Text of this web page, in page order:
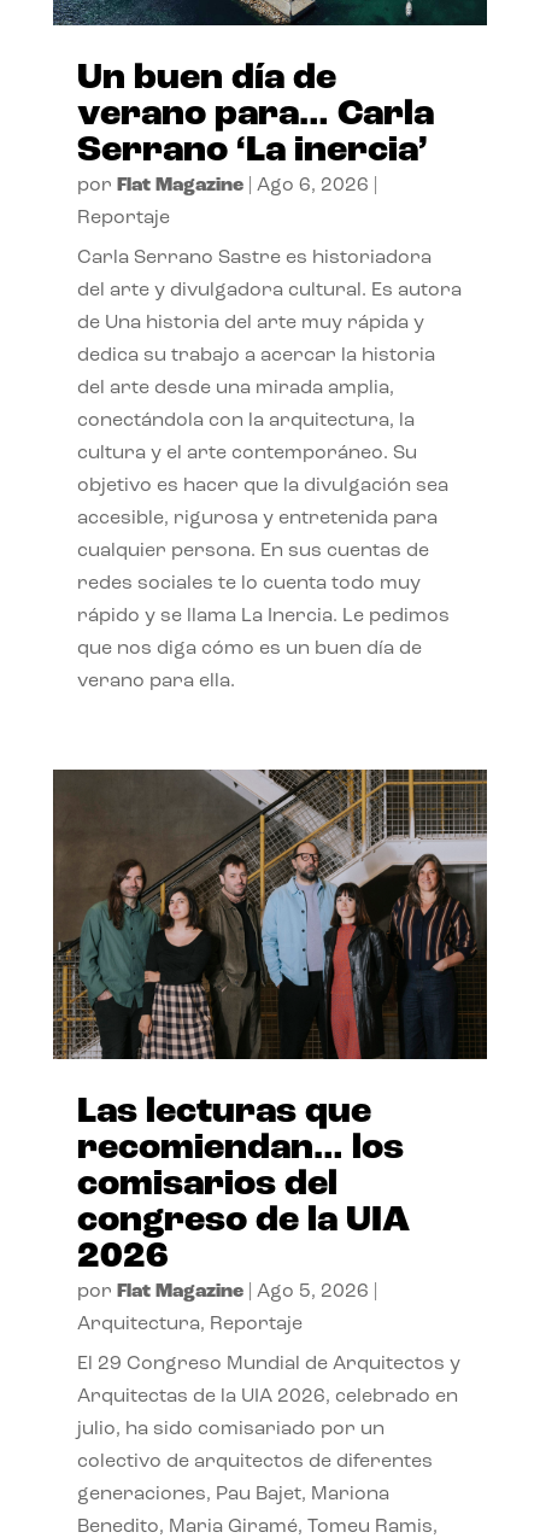
Un buen día de
verano para… Carla
Serrano ‘La inercia’
por Flat Magazine| Ago 6, 2026
Reportaje
Carla Serrano Sastre es historiadora
del arte y divulgadora cultural. Es autora
de Una historia del arte muy rápida y
dedica su trabajo a acercar la historia
del arte desde una mirada amplia,
conectándola con la arquitectura, la
cultura y el arte contemporáneo. Su
objetivo es hacer que la divulgación sea
accesible, rigurosa y entretenida para
cualquier persona. En sus cuentas de
redes sociales te lo cuenta todo muy
rápido y se llama La Inercia. Le pedimos
que nos diga cómo es un buen día de
verano para ella.
Las lecturas que
recomiendan… los
comisarios del
congreso de la UIA
2026
por Flat Magazine| Ago 5, 2026
Arquitectura, Reportaje
El 29 Congreso Mundial de Arquitectos y
Arquitectas de la UIA 2026, celebrado en
julio, ha sido comisariado por un
colectivo de arquitectos de diferentes
generaciones, Pau Bajet, Mariona
Benedito, Maria Giramé, Tomeu Ramis,